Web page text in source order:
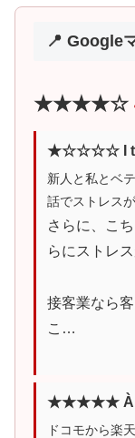
📍 Google
★★★★☆
★☆☆☆☆ I
新人と私とベ
話でストレス
さらに、こ
らにストレ
接客業なら
こ…
★★★★★ À
ドコモから楽